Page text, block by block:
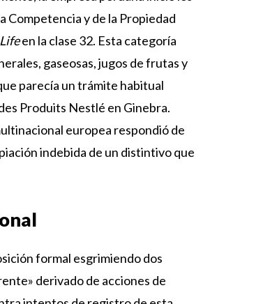
y de la Propiedad
en la clase 32. Esta categoría
gaseosas, jugos de frutas y
parecía un trámite habitual
Produits Nestlé en Ginebra.
europea respondió de
indebida de un distintivo que
formal esgrimiendo dos
derivado de acciones de